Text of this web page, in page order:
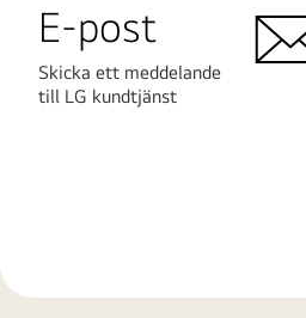
E-post
Skicka ett meddelande
till LG kundtjänst